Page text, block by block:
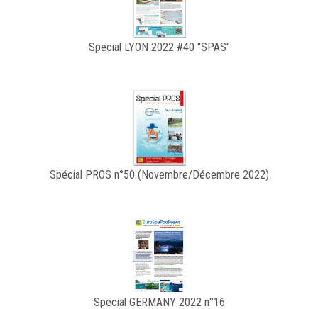
Special LYON 2022 #40 "SPAS"
Spécial PROS n°50 (Novembre/Décembre 2022)
Special GERMANY 2022 n°16